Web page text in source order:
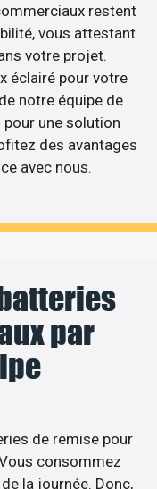
restent
vous attestant
votre projet.
éclairé pour votre
notre équipe de
une solution
des avantages
avec nous.
par
de remise pour
consommez
la journée. Donc,